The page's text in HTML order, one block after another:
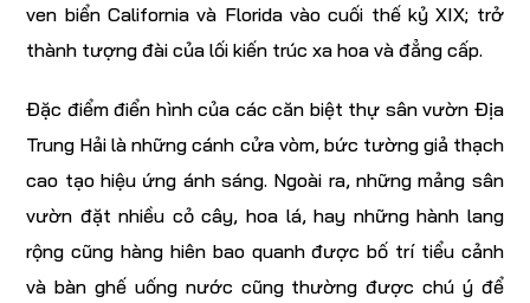
ven biển California và Florida vào cuối thế kỷ XIX; trở
thành tượng đài của lối kiến trúc xa hoa và đẳng cấp.
Đặc điểm điển hình của các căn biệt thự sân vườn Địa
Trung Hải là những cánh cửa vòm, bức tường giả thạch
cao tạo hiệu ứng ánh sáng. Ngoài ra, những mảng sân
vườn đặt nhiều cỏ cây, hoa lá, hay những hành lang
rộng cũng hàng hiên bao quanh được bố trí tiểu cảnh
và bàn ghế uống nước cũng thường được chú ý để